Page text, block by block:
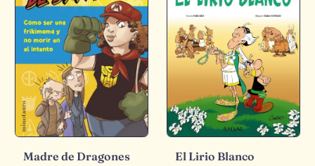
Madre de Dragones El Lirio Blanco